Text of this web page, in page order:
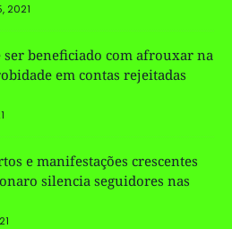
2021
ser beneficiado com afrouxar na
em contas rejeitadas
e manifestações crescentes
silencia seguidores nas